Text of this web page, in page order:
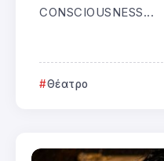
CONSCIOUSNESS...
Θέατρο